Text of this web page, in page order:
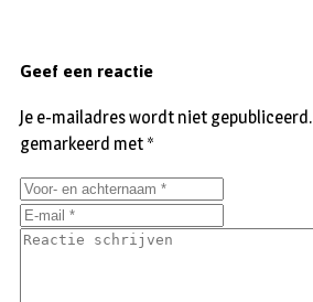
Geef een reactie
Je e-mailadres wordt niet gepubliceerd.
gemarkeerd met *